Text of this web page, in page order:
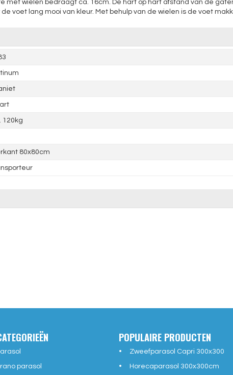
met wielen bedraagt ca. 16cm. De hart op hart afstand van de
voet lang mooi van kleur. Met behulp van de wielen is de voet
120kg
80x80cm
parasol
POPULAIRE PRODUCTEN
Zweefparasol Capri 300x300
Horecaparasol 300x300cm